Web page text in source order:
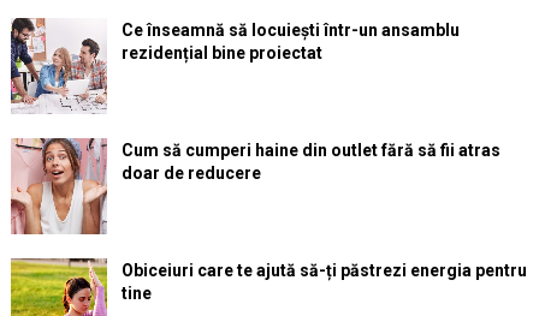
Ce înseamnă să locuiești într-un ansamblu
rezidențial bine proiectat
Cum să cumperi haine din outlet fără să fii atras
doar de reducere
Obiceiuri care te ajută să-ți păstrezi energia pentru
tine